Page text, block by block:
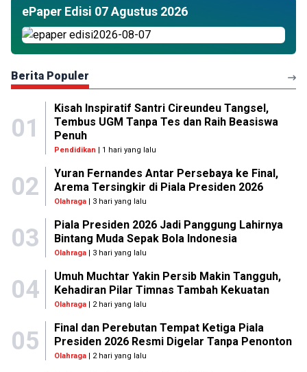
ePaper Edisi 07 Agustus 2026
Berita Populer
01
Kisah Inspiratif Santri Cireundeu Tangsel,
Tembus UGM Tanpa Tes dan Raih Beasiswa
Penuh
Pendidikan | 1 hari yang lalu
02
Yuran Fernandes Antar Persebaya ke Final,
Arema Tersingkir di Piala Presiden 2026
Olahraga| 3 hari yang lalu
03
Piala Presiden 2026 Jadi Panggung Lahirnya
Bintang Muda Sepak Bola Indonesia
Olahraga| 3 hari yang lalu
04
Umuh Muchtar Yakin Persib Makin Tangguh,
Kehadiran Pilar Timnas Tambah Kekuatan
Olahraga| 2 hari yang lalu
05
Final dan Perebutan Tempat Ketiga Piala
Presiden 2026 Resmi Digelar Tanpa Penonton
Olahraga| 2 hari yang lalu